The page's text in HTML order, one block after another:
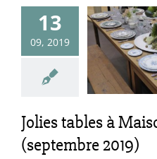
13
09, 2019
tables à
& Objet
2019)
& matières
déco
Jolies tables à
(septembre 2019)